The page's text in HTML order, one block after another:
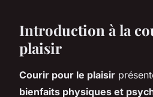
Introduction à la
plaisir
Courir pour le plaisir
bienfaits physiques et